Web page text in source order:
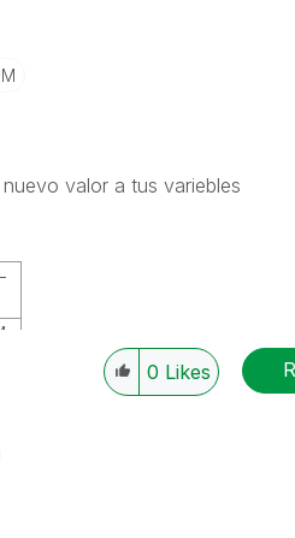
valor a tus variebles
0 Likes